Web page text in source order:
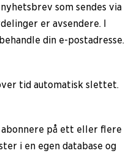
som sendes via
er avsendere. I
din e-postadresse.
tid automatisk slettet.
på ett eller flere
i en egen database og